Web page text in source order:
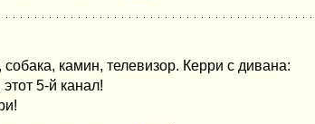
камин, телевизор. Керри с дивана:
5-й канал!